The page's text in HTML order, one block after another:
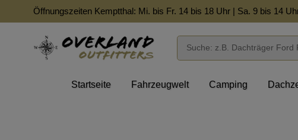
Öffnungszeiten Kemptthal: Mi. bis Fr. 14 bis 18 Uhr | Sa. 9 bis 14
Startseite Fahrzeugwelt Camping